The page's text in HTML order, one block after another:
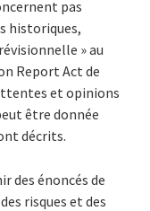
pas
historiques,
» au
Report Act de
et opinions
être donnée
décrits.
des énoncés de
risques et des